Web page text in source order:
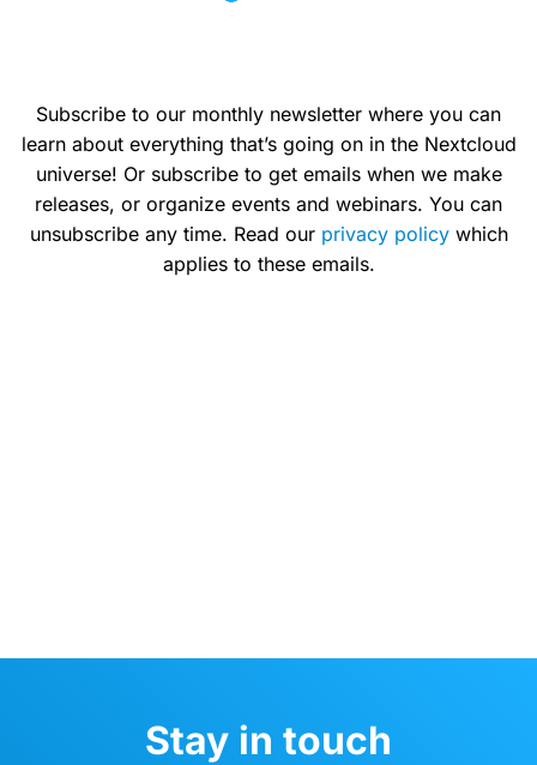
Subscribe to our monthly newsletter where you can
learn about everything that’s going on in the Nextcloud
universe! Or subscribe to get emails when we make
releases, or organize events and webinars. You can
unsubscribe any time. Read our privacy policywhich
applies to these emails.
Stay in touch